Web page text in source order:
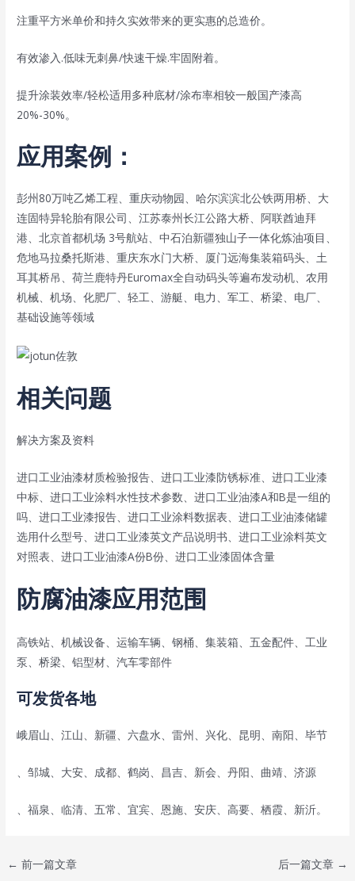
注重平方米单价和持久实效带来的更实惠的总造价。
有效渗入.低味无刺鼻/快速干燥.牢固附着。
提升涂装效率/轻松适用多种底材/涂布率相较一般国产漆高
20%-30%。
应用案例：
彭州80万吨乙烯工程、重庆动物园、哈尔滨滨北公铁两用桥、大
连固特异轮胎有限公司、江苏泰州长江公路大桥、阿联酋迪拜
港、北京首都机场 3号航站、中石泊新疆独山子一体化炼油项目、
危地马拉桑托斯港、重庆东水门大桥、厦门远海集装箱码头、土
耳其桥吊、荷兰鹿特丹Euromax全自动码头等遍布发动机、农用
机械、机场、化肥厂、轻工、游艇、电力、军工、桥梁、电厂、
基础设施等领域
相关问题
解决方案及资料
进口工业油漆材质检验报告、进口工业漆防锈标准、进口工业漆
中标、进口工业涂料水性技术参数、进口工业油漆A和B是一组的
吗、进口工业漆报告、进口工业涂料数据表、进口工业油漆储罐
选用什么型号、进口工业漆英文产品说明书、进口工业涂料英文
对照表、进口工业油漆A份B份、进口工业漆固体含量
防腐油漆应用范围
高铁站、机械设备、运输车辆、钢桶、集装箱、五金配件、工业
泵、桥梁、铝型材、汽车零部件
可发货各地
峨眉山、江山、新疆、六盘水、雷州、兴化、昆明、南阳、毕节
、邹城、大安、成都、鹤岗、昌吉、新会、丹阳、曲靖、济源
、福泉、临清、五常、宜宾、恩施、安庆、高要、栖霞、新沂。
Post
← 前一篇文章 后一篇文章 →